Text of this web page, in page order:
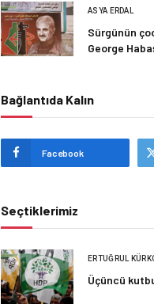
ASYA ERDAL
Sürgünün
George
Bağlantıda Kalın
Facebook
Seçtiklerimiz
ERTUĞRUL
Üçüncü